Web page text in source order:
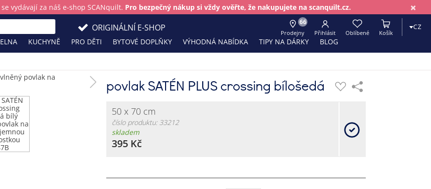
×
vydávají za náš e-shop SCANquilt. Pro bezpečný nákup si vždy ověřte, že nakupujete na scanquilt.cz.
KUCHYNĚ PRO DĚTI BYTOVÉ DOPLŇKY VÝHODNÁ NABÍDKA TIPY NA DÁRKY BLOG
66
Prodejny Přihlásit Oblíbené Košík
CZ
ORIGINÁLNÍ E-SHOP
povlak SATÉN PLUS crossing bílošedá
50 x 70 cm
číslo produktu: 33212
skladem
395 Kč